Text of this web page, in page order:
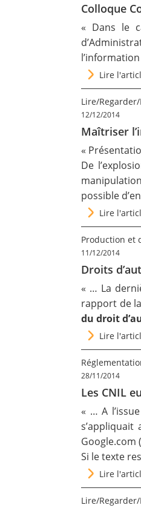
Colloque
« Dans le
Lire
Lire/
12/12/2014
Maîtriser
«
De
possible
Lire
Production et
11/12/2014
Droits
« … La
rapport de
dudroit
Lire
28/11/2014
Les CNIL
« … A
s’appliquait
Google.com
Si le texte
Lire
Lire/